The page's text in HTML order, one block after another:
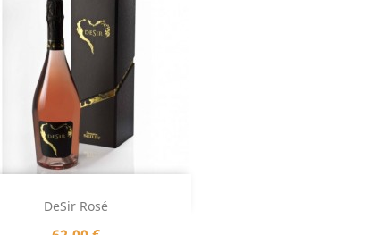
DeSir Rosé